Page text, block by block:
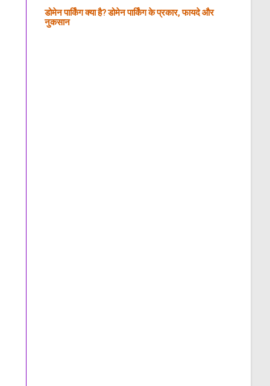
डोमेन पार्किंग क्या है? डोमेन पार्किंग के प्रकार, फायदे और
नुकसान